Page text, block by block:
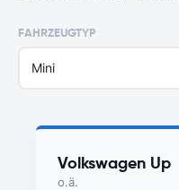
FAHRZEUGTYP
Mini
Volkswagen Up
o.ä.